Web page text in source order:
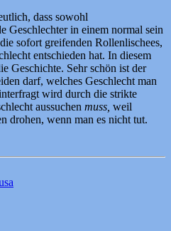
dass sowohl
Geschlechter in einem normal sein
sofort greifenden Rollenlischees,
entschieden hat. In diesem
Geschichte. Sehr schön ist der
darf, welches Geschlecht man
wird durch die strikte
aussuchen muss, weil
drohen, wenn man es nicht tut.